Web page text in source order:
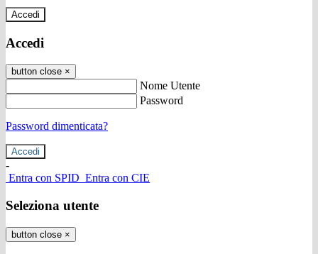
Accedi
Accedi
button close ×
Nome Utente
Password
Password dimenticata?
-
Entra con SPID Entra con CIE
Seleziona utente
button close ×